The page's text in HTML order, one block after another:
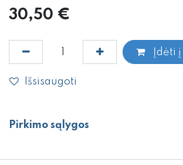
30,50 €
Įdėti
Išsisaugoti
Pirkimo sąlygos